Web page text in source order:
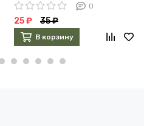
0
25 ₽ 35 ₽
В корзину